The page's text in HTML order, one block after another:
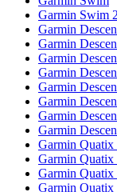
Garmin Swim 2
Garmin
Garmin
Garmin
Garmin
Garmin
Garmin
Garmin
Garmin
Garmin Quatix
Garmin Quatix
Garmin Quatix
Garmin Quatix